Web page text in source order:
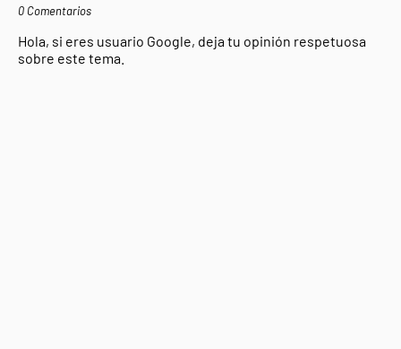
0 Comentarios
Hola, si eres usuario Google, deja tu opinión respetuosa
sobre este tema.